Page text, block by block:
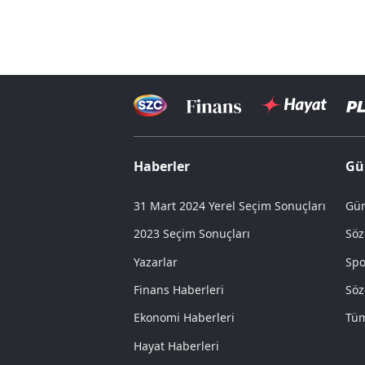
Haberler
31 Mart 2024 Yerel Seçim Sonuçları
2023 Seçim Sonuçları
Yazarlar
Finans Haberleri
Ekonomi Haberleri
Hayat Haberleri